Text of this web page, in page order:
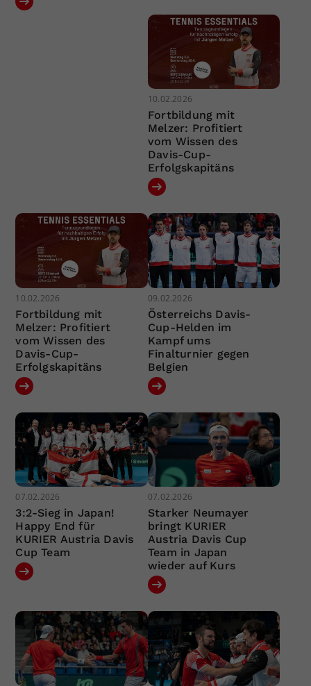
10.02.2026
Fortbildung mit
Melzer: Profitiert
vom Wissen des
Davis-Cup-
Erfolgskapitäns
10.02.2026
Fortbildung mit
Melzer: Profitiert
vom Wissen des
Davis-Cup-
Erfolgskapitäns
09.02.2026
Österreichs Davis-
Cup-Helden im
Kampf ums
Finalturnier gegen
Belgien
07.02.2026
3:2-Sieg in Japan!
Happy End für
KURIER Austria Davis
Cup Team
07.02.2026
Starker Neumayer
bringt KURIER
Austria Davis Cup
Team in Japan
wieder auf Kurs